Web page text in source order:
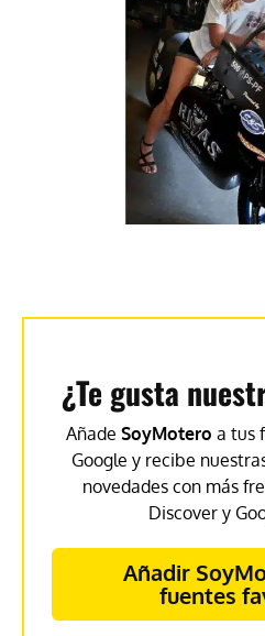
¿Te gusta
Añade SoyMotero a tus
Google y recibe
novedades con más
Discover y
Añadir
fuentes